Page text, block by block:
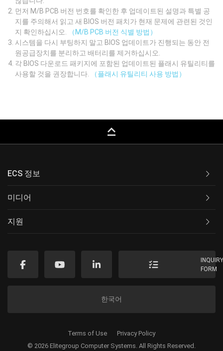
먼저 M/B PCB 버전 번호를 확인한 후 업데이트된 설명과 특별 공
지를 주의해서 읽고 새 BIOS 버전 패치가 현재 문제에 관련된 것인
지 확인하십시오.
（M/B PCB 버전 식별 방법）
시스템을 다시 부팅하지 말고 BIOS 업데이트가 진행되는 동안 전
원공급장치를 분리하고 배터리를 제거하십시오.
각 BIOS 다운로드 패키지에 포함된 업데이트된 플래시 유틸리티를
사용할 것을 권장합니다.
（플래시 유틸리티 사용 방법）
keyboard_capslock
ECS 정보
미디어
지원
FORM
한국어
© 2026 Elitegroup Computer Systems. All Rights Reserved.
Terms of Use Privacy Policy